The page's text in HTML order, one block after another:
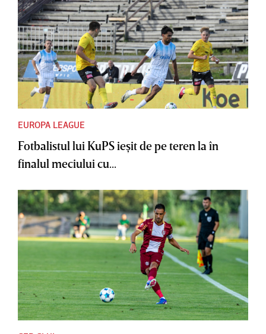
EUROPA LEAGUE
Fotbalistul lui KuPS ieşit de pe teren la în
finalul meciului cu...